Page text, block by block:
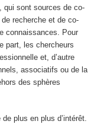
qui sont sources de co-
recherche et de co-
connaissances. Pour
part, les chercheurs
et, d’autre
associatifs ou de la
des sphères
plus en plus d’intérêt.